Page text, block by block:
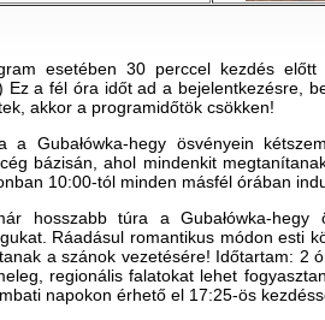
esetében 30 perccel kezdés
Ez a fél óra időt ad a bejelentkezésre,
akkor a programidőtök csökken!
a Gubałówka-hegy ösvényein
bázisán, ahol mindenkit
10:00-tól minden másfél órában
hosszabb túra a Gubałówka-hegy
Ráadásul romantikus módon esti
a szánok vezetésére! Időtartam: 2
regionális falatokat lehet
napokon érhető el 17:25-ös